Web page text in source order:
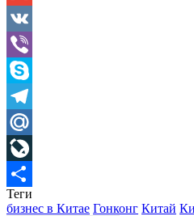
Gmail
VK
Viber
Skype
Telegram
Mail.Ru
LiveJournal
Отправить
Теги
бизнес в Китае Гонконг Китай